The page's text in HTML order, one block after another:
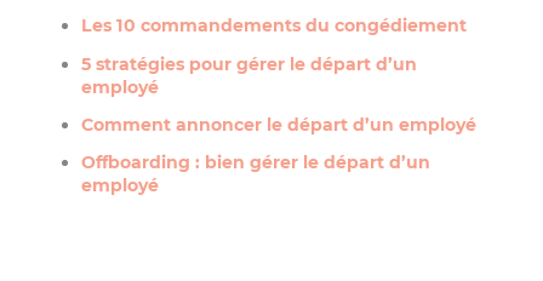
Les 10 commandements du congédiement
5 stratégies pour gérer le départ d’un
employé
Comment annoncer le départ d’un employé
Offboarding : bien gérer le départ d’un
employé